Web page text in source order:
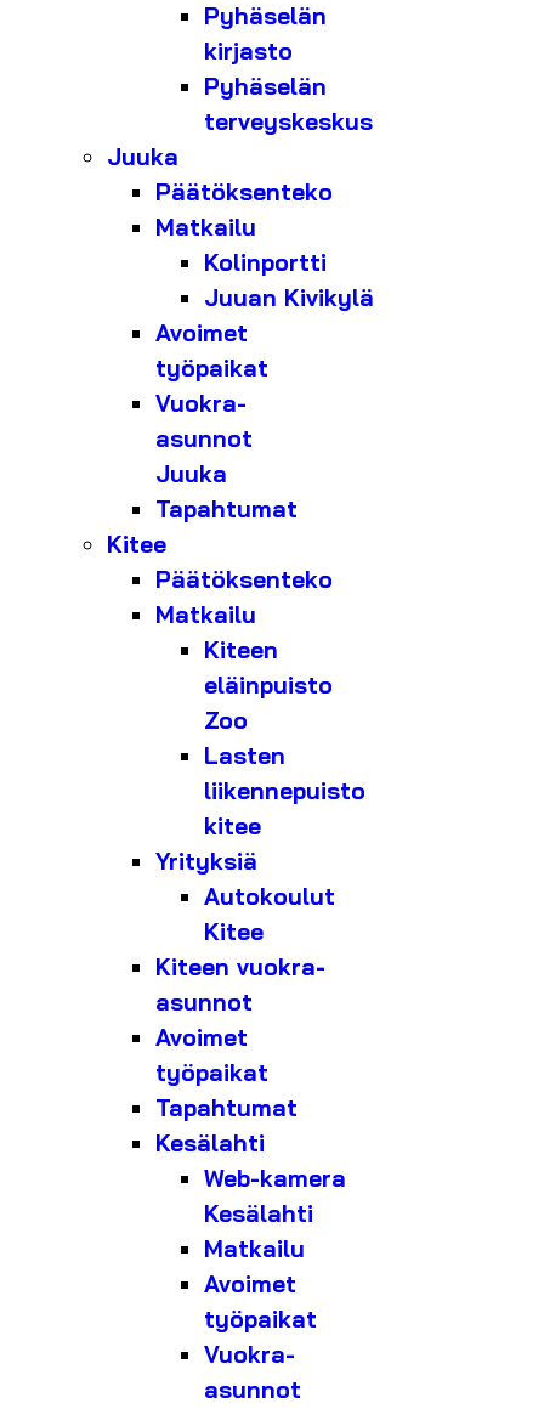
Pyhäselän
kirjasto
Pyhäselän
terveyskeskus
Juuka
Päätöksenteko
Matkailu
Kolinportti
Juuan Kivikylä
Avoimet
työpaikat
Vuokra-
asunnot
Juuka
Tapahtumat
Kitee
Päätöksenteko
Matkailu
Kiteen
eläinpuisto
Zoo
Lasten
liikennepuisto
kitee
Yrityksiä
Autokoulut
Kitee
Kiteen vuokra-
asunnot
Avoimet
työpaikat
Tapahtumat
Kesälahti
Web-kamera
Kesälahti
Matkailu
Avoimet
työpaikat
Vuokra-
asunnot